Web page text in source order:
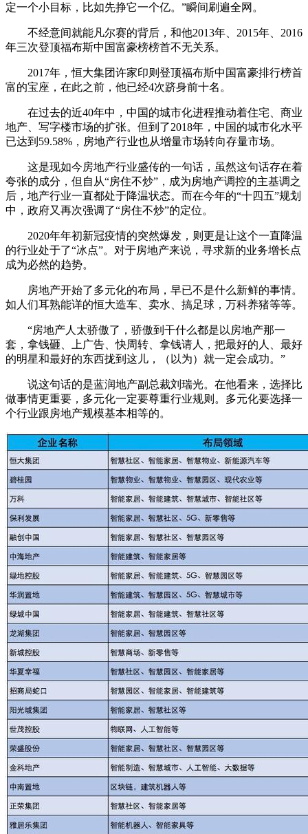
定一个小目标，比如先挣它一个亿。”瞬间刷遍全网。
不经意间就能凡尔赛的背后，和他2013年、2015年、2016
年三次登顶福布斯中国富豪榜榜首不无关系。
2017年，恒大集团许家印则登顶福布斯中国富豪排行榜首
富的宝座，在此之前，他已经4次跻身前十名。
在过去的近40年中，中国的城市化进程推动着住宅、商业
地产、写字楼市场的扩张。但到了2018年，中国的城市化水平
已达到59.58%，房地产行业也从增量市场转向存量市场。
这是现如今房地产行业盛传的一句话，虽然这句话存在着
夸张的成分，但自从“房住不炒”，成为房地产调控的主基调之
后，地产行业一直都处于降温状态。而在今年的“十四五”规划
中，政府又再次强调了“房住不炒”的定位。
2020年年初新冠疫情的突然爆发，则更是让这个一直降温
的行业处于了“冰点”。对于房地产来说，寻求新的业务增长点
成为必然的趋势。
房地产开始了多元化的布局，早已不是什么新鲜的事情。
如人们耳熟能详的恒大造车、卖水、搞足球，万科养猪等等。
“房地产人太骄傲了，骄傲到干什么都是以房地产那一
套，拿钱砸、上广告、快周转、拿钱请人，把最好的人、最好
的明星和最好的东西拢到这儿，（以为）就一定会成功。”
说这句话的是蓝润地产副总裁刘瑞光。在他看来，选择比
做事情更重要，多元化一定要尊重行业规则。多元化要选择一
个行业跟房地产规模基本相等的。